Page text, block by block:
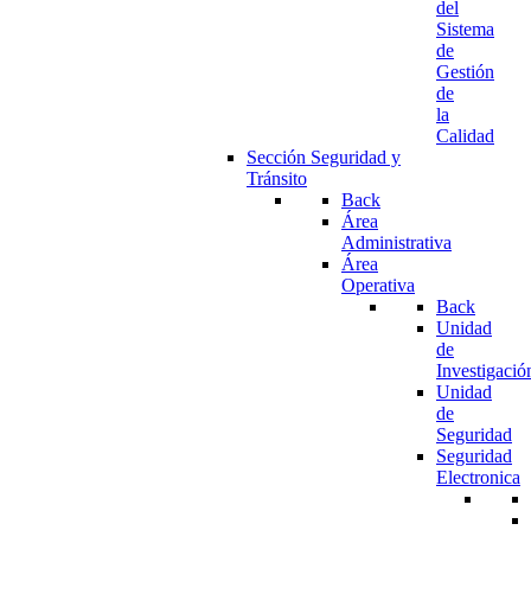
del
Sistema
de
Gestión
de
la
Calidad
Sección Seguridad y
Tránsito
Back
Área
Administrativa
Área
Operativa
Back
Unidad
de
Unidad
de
Seguridad
Seguridad
Electronica